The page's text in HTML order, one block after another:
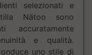
selezionati e
Nätoo sono
accuratamente
e qualità.
uno stile di